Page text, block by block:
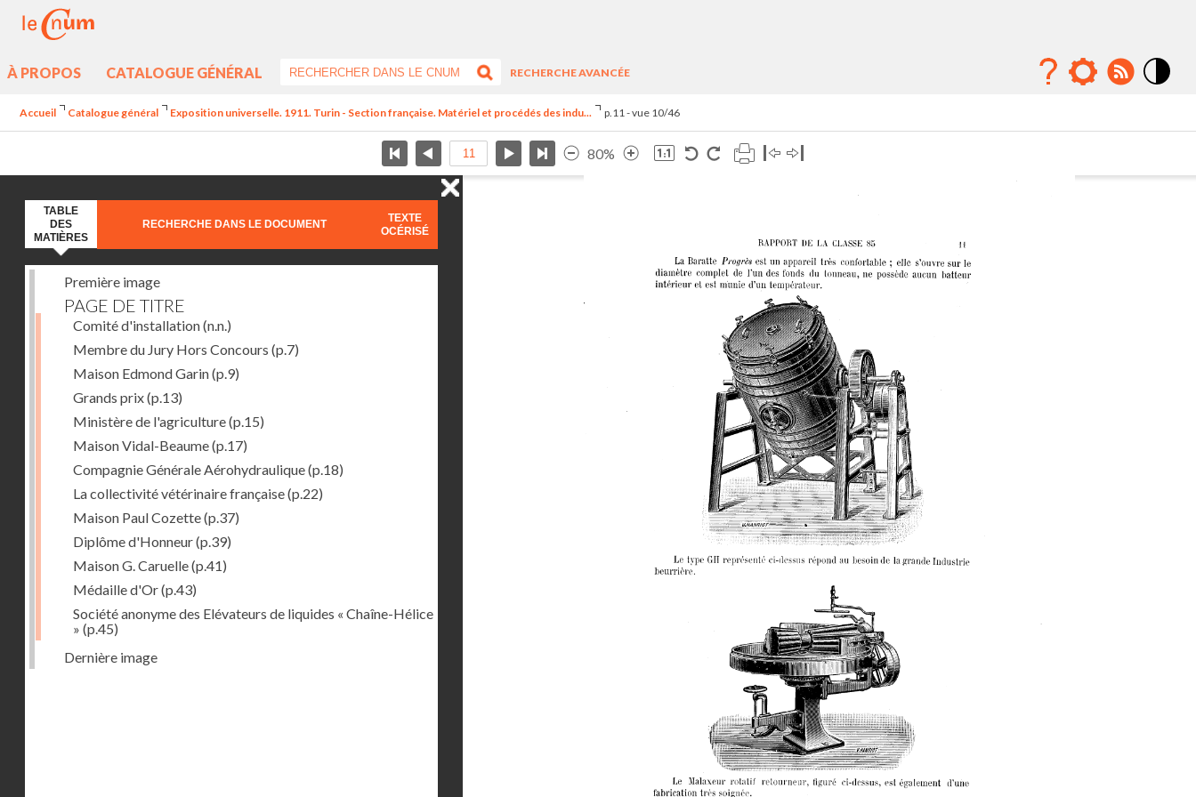
À PROPOS CATALOGUE GÉNÉRAL
RECHERCHE AVANCÉE
Accueil Catalogue général Exposition universelle. 1911. Turin - Section française. Matériel et procédés des indu... p.11 - vue 10/46
80%
TABLE
DES
MATIÈRES
RECHERCHE DANS LE DOCUMENT
TEXTE
OCÉRISÉ
Première image
PAGE DE TITRE
Comité d'installation(n.n.)
Membre du Jury Hors Concours (p.7)
Maison Edmond Garin(p.9)
Grands prix(p.13)
Ministère de l'agriculture(p.15)
Maison Vidal-Beaume(p.17)
Compagnie Générale Aérohydraulique(p.18)
La collectivité vétérinaire française(p.22)
Maison Paul Cozette(p.37)
Diplôme d'Honneur(p.39)
Maison G. Caruelle(p.41)
Médaille d'Or(p.43)
Société anonyme des Elévateurs de liquides « Chaîne-Hélice
» (p.45)
Dernière image